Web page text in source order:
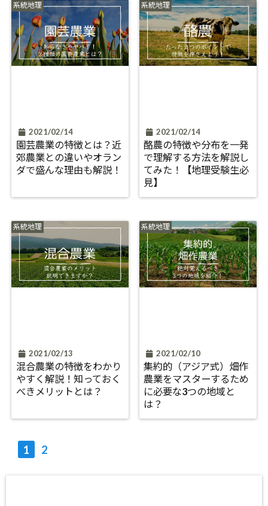
系統地理
2021/02/14
園芸農業の特徴とは？近
郊農業との違いやオラン
ダで盛んな理由も解説！
系統地理
2021/02/14
酪農の特徴や分布を一発
で理解する方法を解説し
てみた！【地理受験生必
見】
系統地理
2021/02/13
混合農業の特徴をわかり
やすく解説！知っておく
べきメリットとは？
系統地理
2021/02/10
集約的（アジア式）畑作
農業をマスターするため
に必要な3つの地域と
は？
1 2